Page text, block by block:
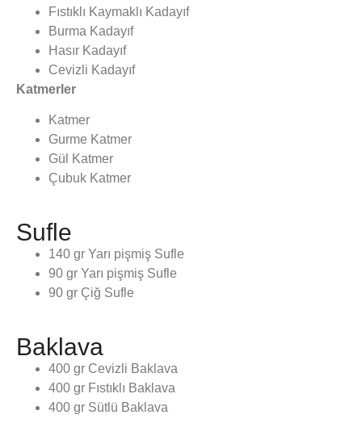
Fıstıklı Kaymaklı Kadayıf
Burma Kadayıf
Hasır Kadayıf
Cevizli Kadayıf
Katmerler
Katmer
Gurme Katmer
Gül Katmer
Çubuk Katmer
Sufle
140 gr Yarı pişmiş Sufle
90 gr Yarı pişmiş Sufle
90 gr Çiğ Sufle
Baklava
400 gr Cevizli Baklava
400 gr Fıstıklı Baklava
400 gr Sütlü Baklava